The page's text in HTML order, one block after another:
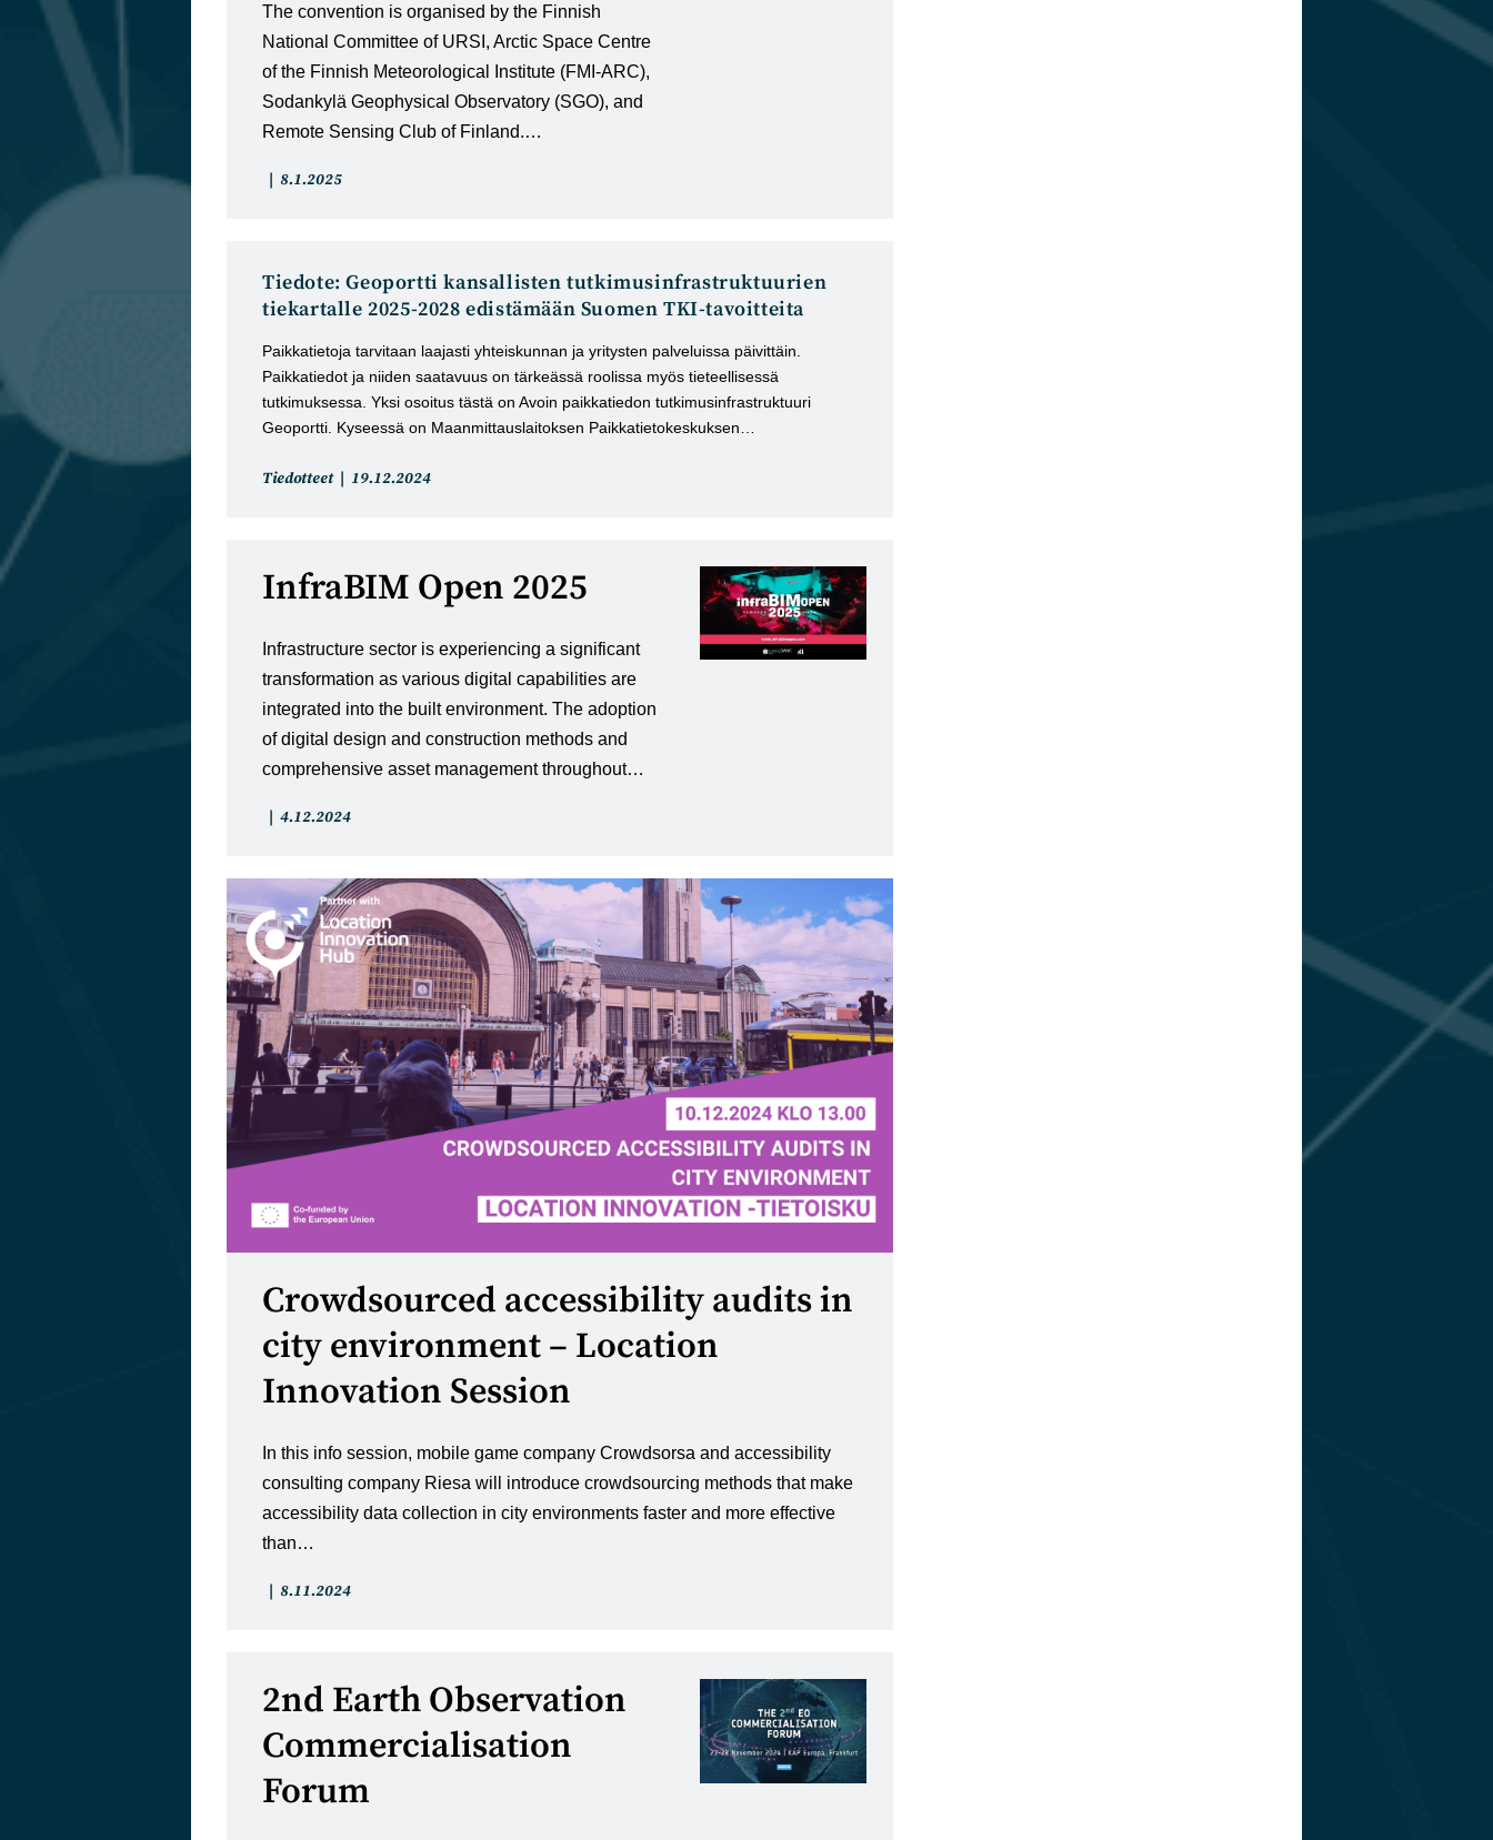
The convention is organised by the Finnish
National Committee of URSI, Arctic Space Centre
of the Finnish Meteorological Institute (FMI-ARC),
Sodankylä Geophysical Observatory (SGO), and
Remote Sensing Club of Finland.…
Artikkelin
Artikkeli
8.1.2025
Tiedote: Geoportti kansallisten tutkimusinfrastruktuurien
tiekartalle 2025-2028 edistämään Suomen TKI-tavoitteita
Paikkatietoja tarvitaan laajasti yhteiskunnan ja yritysten palveluissa päivittäin.
Paikkatiedot ja niiden saatavuus on tärkeässä roolissa myös tieteellisessä
tutkimuksessa. Yksi osoitus tästä on Avoin paikkatiedon tutkimusinfrastruktuuri
Geoportti. Kyseessä on Maanmittauslaitoksen Paikkatietokeskuksen…
Artikkelin
Tiedotteet
Artikkeli
19.12.2024
InfraBIM Open 2025
Infrastructure sector is experiencing a significant
transformation as various digital capabilities are
integrated into the built environment. The adoption
of digital design and construction methods and
comprehensive asset management throughout…
Artikkelin
Artikkeli
4.12.2024
Crowdsourced accessibility audits in
city environment – Location
Innovation Session
In this info session, mobile game company Crowdsorsa and accessibility
consulting company Riesa will introduce crowdsourcing methods that make
accessibility data collection in city environments faster and more effective
than…
Artikkelin
Artikkeli
8.11.2024
2nd Earth Observation
Commercialisation
Forum